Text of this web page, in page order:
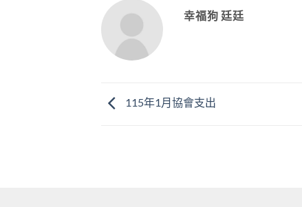
幸福狗 廷廷
115年1月協會支出